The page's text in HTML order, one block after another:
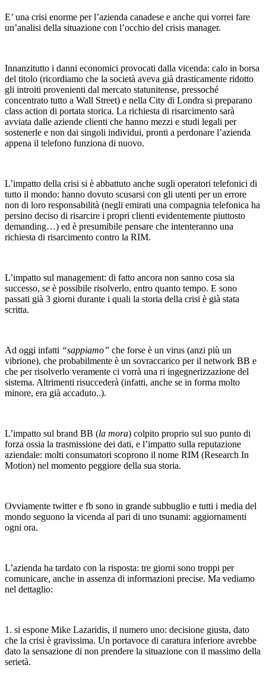
E’ una crisi enorme per l’azienda canadese e anche qui vorrei fare
un’analisi della situazione con l’occhio del crisis manager.
Innanzitutto i danni economici provocati dalla vicenda: calo in borsa
del titolo (ricordiamo che la società aveva già drasticamente ridotto
gli introiti provenienti dal mercato statunitense, pressoché
concentrato tutto a Wall Street) e nella City di Londra si preparano
class action di portata storica. La richiesta di risarcimento sarà
avviata dalle aziende clienti che hanno mezzi e studi legali per
sostenerle e non dai singoli individui, pronti a perdonare l’azienda
appena il telefono funziona di nuovo.
L’impatto della crisi si è abbattuto anche sugli operatori telefonici di
tutto il mondo: hanno dovuto scusarsi con gli utenti per un errore
non di loro responsabilità (negli emirati una compagnia telefonica ha
persino deciso di risarcire i propri clienti evidentemente piuttosto
demanding…) ed è presumibile pensare che intenteranno una
richiesta di risarcimento contro la RIM.
L’impatto sul management: di fatto ancora non sanno cosa sia
successo, se è possibile risolverlo, entro quanto tempo. E sono
passati già 3 giorni durante i quali la storia della crisi è già stata
scritta.
Ad oggi infatti “sappiamo” che forse è un virus (anzi più un
vibrione), che probabilmente è un sovraccarico per il network BB e
che per risolverlo veramente ci vorrà una ri ingegnerizzazione del
sistema. Altrimenti risuccederà (infatti, anche se in forma molto
minore, era già accaduto..).
L’impatto sul brand BB (la mora) colpito proprio sul suo punto di
forza ossia la trasmissione dei dati, e l’impatto sulla reputazione
aziendale: molti consumatori scoprono il nome RIM (Research In
Motion) nel momento peggiore della sua storia.
Ovviamente twitter e fb sono in grande subbuglio e tutti i media del
mondo seguono la vicenda al pari di uno tsunami: aggiornamenti
ogni ora.
L’azienda ha tardato con la risposta: tre giorni sono troppi per
comunicare, anche in assenza di informazioni precise. Ma vediamo
nel dettaglio:
1. si espone Mike Lazaridis, il numero uno: decisione giusta, dato
che la crisi è gravissima. Un portavoce di caratura inferiore avrebbe
dato la sensazione di non prendere la situazione con il massimo della
serietà.